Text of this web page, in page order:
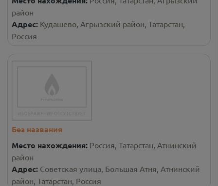
район
Адрес: Кудашево, Агрызский район, Татарстан,
Россия
Без названия
Место нахождения: Россия, Татарстан, Атнинский
район
Адрес: Советская улица, Большая Атня, Атнинский
район, Татарстан, Россия